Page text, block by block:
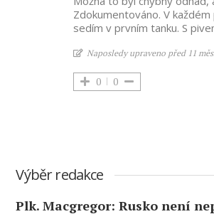
Zdokumentováno. V každém
sedím v prvním tanku. S
Naposledy upraveno před 11
0 0
Výběr redakce
Plk. Macgregor: Rusko není